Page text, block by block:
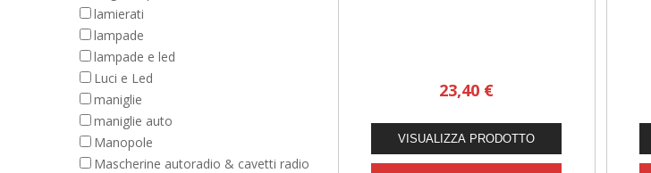
lamierati
lampade
lampade e led
Luci e Led
maniglie
maniglie auto
Manopole
Mascherine autoradio & cavetti radio
23,40 €